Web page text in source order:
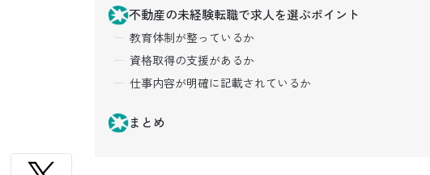
不動産の未経験転職で求人を選ぶポイント
教育体制が整っているか
資格取得の支援があるか
仕事内容が明確に記載されているか
まとめ